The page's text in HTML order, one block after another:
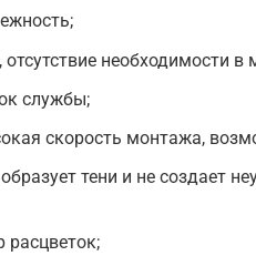
отсутствие необходимости
службы;
скорость монтажа,
тени и не создает